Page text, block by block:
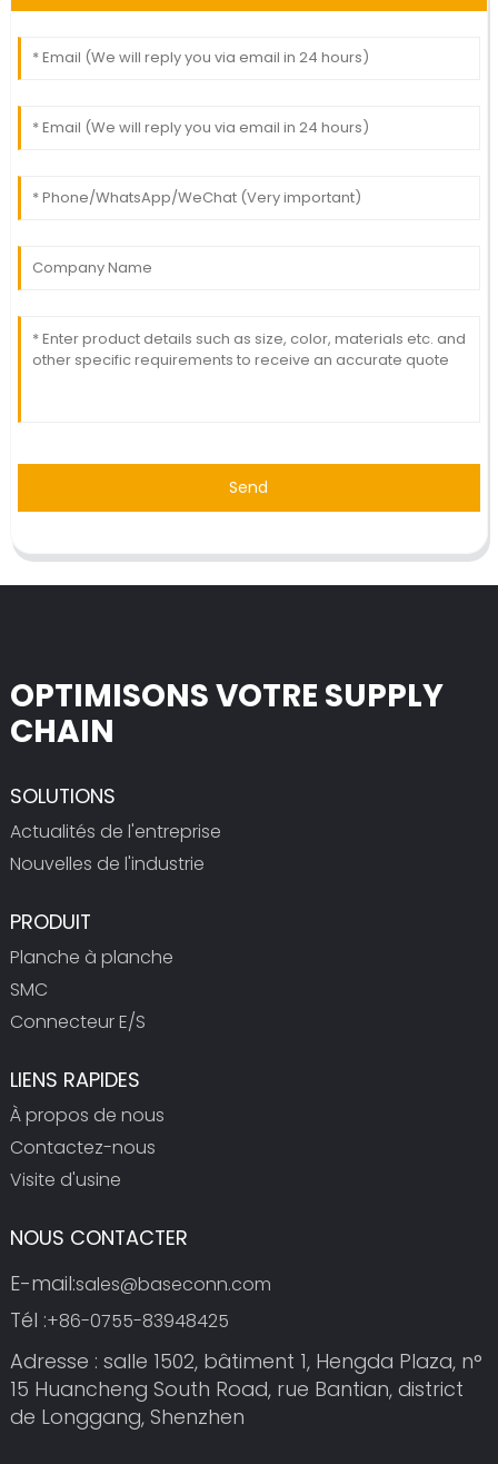
Send
OPTIMISONS VOTRE SUPPLY
CHAIN
SOLUTIONS
Actualités de l'entreprise
Nouvelles de l'industrie
PRODUIT
Planche à planche
SMC
Connecteur E/S
LIENS RAPIDES
À propos de nous
Contactez-nous
Visite d'usine
NOUS CONTACTER
E-mail:sales@baseconn.com
Tél :+86-0755-83948425
Adresse : salle 1502, bâtiment 1, Hengda Plaza, n°
15 Huancheng South Road, rue Bantian, district
de Longgang, Shenzhen